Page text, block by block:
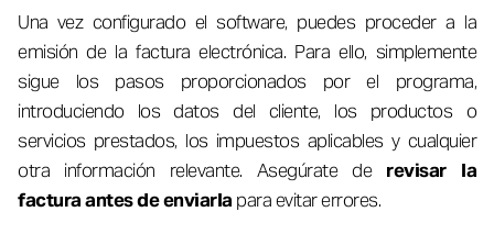
Una vez configurado el software, puedes proceder a la
emisión de la factura electrónica. Para ello, simplemente
sigue los pasos proporcionados por el programa,
introduciendo los datos del cliente, los productos o
servicios prestados, los impuestos aplicables y cualquier
otra información relevante. Asegúrate derevisar la
factura antes de enviarla para evitar errores.